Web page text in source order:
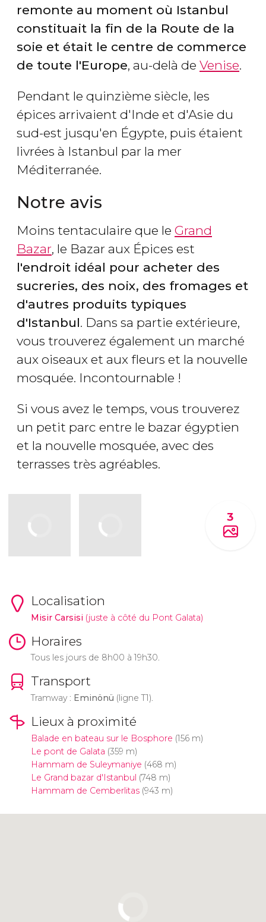
remonte au moment où Istanbul
constituait la fin de la Route de la
soie et était le centre de commerce
de toute l'Europe, au-delà de Venise.
Pendant le quinzième siècle, les
épices arrivaient d'Inde et d'Asie du
sud-est jusqu'en Égypte, puis étaient
livrées à Istanbul par la mer
Méditerranée.
Notre avis
Moins tentaculaire que le Grand
Bazar, le Bazar aux Épices est
l'endroit idéal pour acheter des
sucreries, des noix, des fromages et
d'autres produits typiques
d'Istanbul. Dans sa partie extérieure,
vous trouverez également un marché
aux oiseaux et aux fleurs et la nouvelle
mosquée. Incontournable !
Si vous avez le temps, vous trouverez
un petit parc entre le bazar égyptien
et la nouvelle mosquée, avec des
terrasses très agréables.
3
Localisation
Misir Carsisi (juste à côté du Pont Galata)
Horaires
Tous les jours de 8h00 à 19h30.
Transport
Tramway : Eminönü (ligne T1).
Lieux à proximité
Balade en bateau sur le Bosphore (156 m)
Le pont de Galata (359 m)
Hammam de Suleymaniye (468 m)
Le Grand bazar d'Istanbul (748 m)
Hammam de Cemberlitas(943 m)